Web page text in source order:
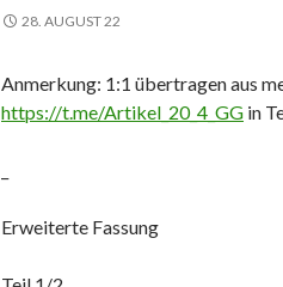
28. AUGUST 22
Anmerkung: 1:1 übertragen aus
https://t.me/Artikel_20_4_GG in
Erweiterte Fassung